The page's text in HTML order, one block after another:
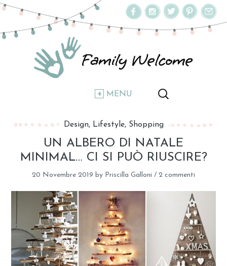
MENU
Design Lifestyle Shopping
UN ALBERO DI NATALE
MINIMAL… CI SI PUÒ RIUSCIRE?
20 Novembre 2019 by Priscilla Galloni / 2 commenti